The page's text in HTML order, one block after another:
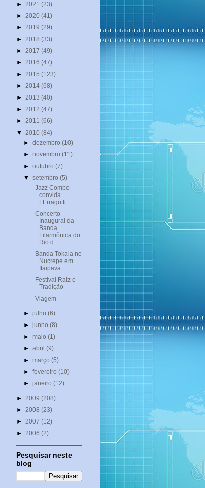
► 2021 (23)
► 2020 (41)
► 2019 (29)
► 2018 (33)
► 2017 (49)
► 2016 (47)
► 2015 (123)
► 2014 (68)
► 2013 (40)
► 2012 (47)
► 2011 (66)
▼ 2010 (84)
►dezembro(10)
►novembro(11)
►outubro(7)
▼setembro(5)
- Jazz Combo
convida
FErragutti
- Concerto
Inaugural da
Banda
Filarmônica do
Rio d...
- Banda Tokaia no
Nucrepe em
Itaipava
- Festival Raiz e
Tradição
- Viagem
►julho(6)
►junho(8)
►maio(1)
►abril(9)
►março(5)
►fevereiro(10)
►janeiro(12)
► 2009 (208)
► 2008 (23)
► 2007 (12)
► 2006 (2)
Pesquisar neste
blog